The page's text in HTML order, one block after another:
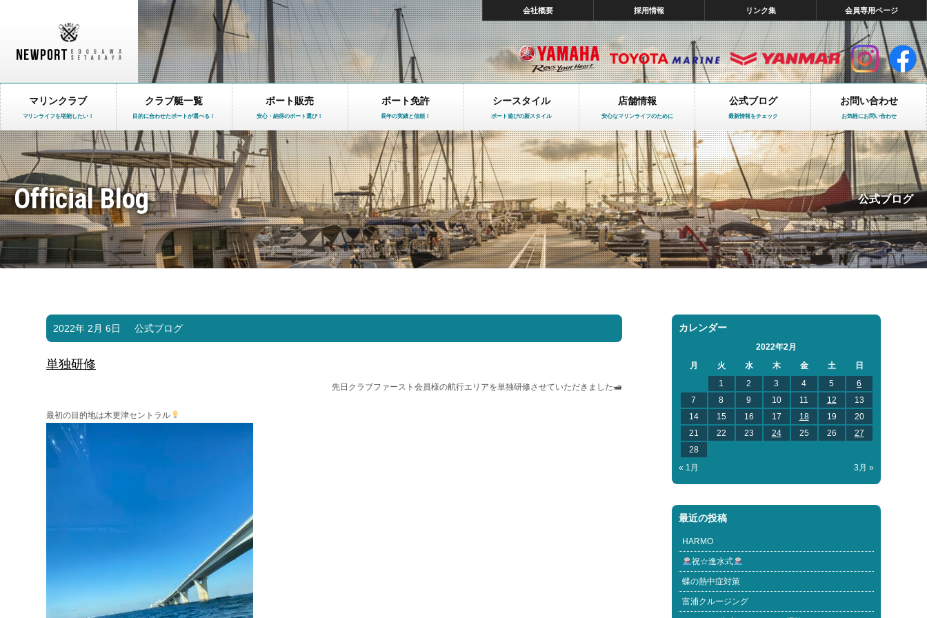
会社概要 採用情報 リンク集 会員専用ページ
マリンクラブ
マリンライフを堪能したい！
クラブ艇一覧
目的に合わせたボートが選べる！
ボート販売
安心・納得のボート選び！
ボート免許
長年の実績と信頼！
シースタイル
ボート遊びの新スタイル
店舗情報
安心なマリンライフのために
公式ブログ
最新情報をチェック
お問い合わせ
お気軽にお問い合わせ
Official Blog 公式ブログ
2022年 2月 6日 公式ブログ
単独研修
先日クラブファースト会員様の航行エリアを単独研修させていただきました🛥
最初の目的地は木更津セントラル
カレンダー
2022年2月
月
火 水 木 金 土
日
1
2 3 4 5
6
7
8 9 10 11 12
13
14
15 16 17 18 19
20
21
22 23 24 25 26
27
28
« 1月
3月 »
最近の投稿
HARMO
祝☆進水式
蝶の熱中症対策
富浦クルージング